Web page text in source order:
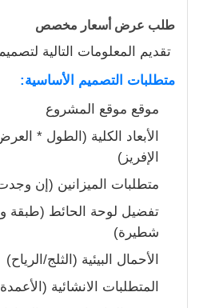
طلب عرض أسعار مخصص
تقديم المعلومات التالية
متطلبات التصميم الأساسية:
موقع موقع المشروع
الأبعاد الكلية (الطول *
الإفريز)
متطلبات الميزانين (إن
تفضيل لوحة الحائط (طبقة
شطيرة)
الأحمال البيئية (الثلج/الرياح)
المتطلبات الانشائية